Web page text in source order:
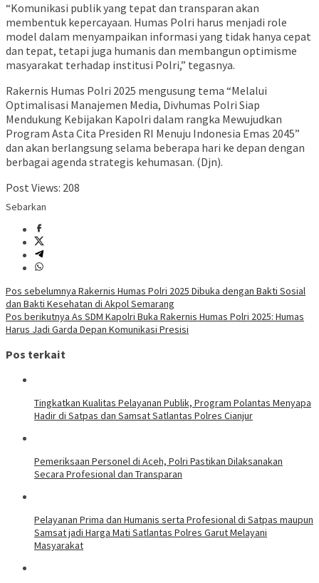
“Komunikasi publik yang tepat dan transparan akan
membentuk kepercayaan. Humas Polri harus menjadi role
model dalam menyampaikan informasi yang tidak hanya cepat
dan tepat, tetapi juga humanis dan membangun optimisme
masyarakat terhadap institusi Polri,” tegasnya.
Rakernis Humas Polri 2025 mengusung tema “Melalui
Optimalisasi Manajemen Media, Divhumas Polri Siap
Mendukung Kebijakan Kapolri dalam rangka Mewujudkan
Program Asta Cita Presiden RI Menuju Indonesia Emas 2045”
dan akan berlangsung selama beberapa hari ke depan dengan
berbagai agenda strategis kehumasan. (Djn).
Post Views: 208
Sebarkan
Navigasi
pos
Pos sebelumnya Rakernis Humas Polri 2025 Dibuka dengan Bakti Sosial
dan Bakti Kesehatan di Akpol Semarang
Pos berikutnya As SDM Kapolri Buka Rakernis Humas Polri 2025: Humas
Harus Jadi Garda Depan Komunikasi Presisi
Pos terkait
Tingkatkan Kualitas Pelayanan Publik, Program Polantas Menyapa
Hadir di Satpas dan Samsat Satlantas Polres Cianjur
Pemeriksaan Personel di Aceh, Polri Pastikan Dilaksanakan
Secara Profesional dan Transparan
Pelayanan Prima dan Humanis serta Profesional di Satpas maupun
Samsat jadi Harga Mati Satlantas Polres Garut Melayani
Masyarakat